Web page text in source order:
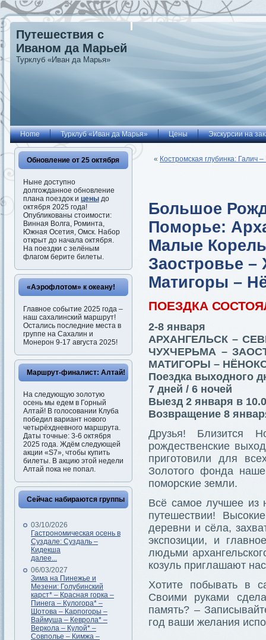
Путешествия с
Иваном да Марьей
Турклуб «Иван да Марья»
Home Турклуб «Иван да Марья» Цены Экскурсии на
Обновление от 25 октября
Ныне доступно
долгожданное обновление
плана поездок и цены до
октября 2025 года!
Опубликованы стоимости:
Винная Волга, Роминта,
Южная Осетия, Омск. Набор
открыт до начала октября.
На поездки с зелёным
флагом берите билеты.
«Аэрофлотом» к океану!
Главное событие 2025 года –
наш сахалинский маршрут!
Остались последние места в
группе на Сахалин и
Монерон 9-17 августа 2025!
Маршрут-финалист: Алтай!
На следующую золотую
осень мы едем в Горный
Алтай! В голосовании Клуба
победил вариант нового
четырёхдневного маршрута.
Даты точные: 3-6 октября
2025 года. Ждём следующей
акции «S7», чтобы купить
билеты. В акцию этой недели
Алтай пока не попал.
Сейчас набираются группы
03/10/2026
Гастрономическая осень в
Суздале: Суздаль –
Кидекша
далее...
06/03/2027
Зима на Пинежье и
Мезени: Голубинский
карст* – Красная горка –
Пинега – Кулогора* –
Шотова – Карпогоры –
Ваймуша – Кеврола* –
Веркола – Кулой* –
Совполье – Кимжа –
« Костромская глубинка:
Большое
Поморье:
Малые
Заостровье
Матигоры –
ПОЕЗДКА
2-8 января
АРХАНГЕЛЬСК –
ЧУХЧЕРЬМА –
МАТИГОРЫ –
Поездка выходного
7 дней / 6 ночей
Выезд 2 января в
Возвращение 8
Друзья!
рождественские
приготовили для
Золотого фонда
поморские земли.
Всё самое лучшее из
путешествии!
деревни и сёла,
экспозиции, и
людьми
козуль приглашают
Хотите побывать в
Своими руками
память? –
год ваши желания